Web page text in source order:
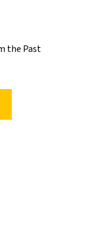
the Past